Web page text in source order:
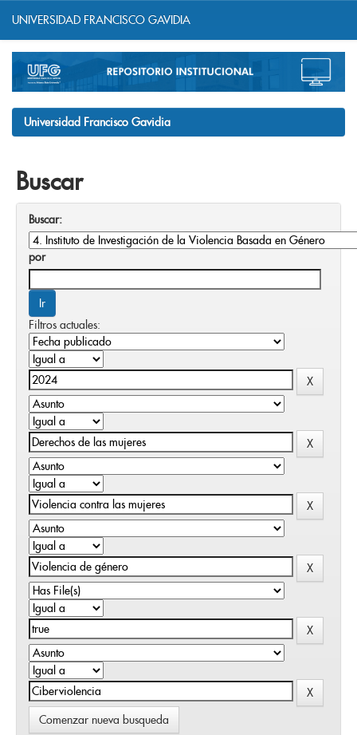
navigation
UNIVERSIDAD FRANCISCO GAVIDIA
Universidad Francisco Gavidia
Buscar
Buscar:
por
Filtros actuales:
Comenzar nueva busqueda